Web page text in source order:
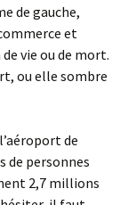
de gauche,
et
vie ou de mort.
ou elle sombre
de
de personnes
2,7 millions